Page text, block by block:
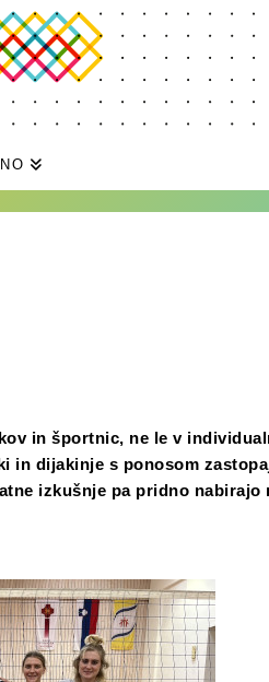
in športnic, ne le v
in dijakinje s ponosom
izkušnje pa pridno nabirajo